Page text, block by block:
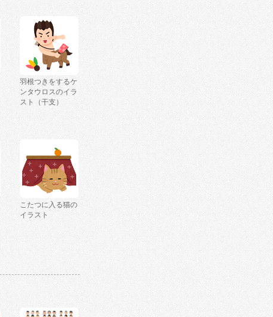
羽根つきをするケ
ンタウロスのイラ
スト（干支）
こたつに入る猫の
イラスト